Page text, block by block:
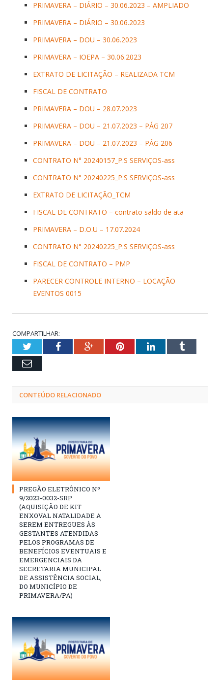
PRIMAVERA – DIÁRIO – 30.06.2023 – AMPLIADO
PRIMAVERA – DIÁRIO – 30.06.2023
PRIMAVERA – DOU – 30.06.2023
PRIMAVERA – IOEPA – 30.06.2023
EXTRATO DE LICITAÇÃO – REALIZADA TCM
FISCAL DE CONTRATO
PRIMAVERA – DOU – 28.07.2023
PRIMAVERA – DOU – 21.07.2023 – PÁG 207
PRIMAVERA – DOU – 21.07.2023 – PÁG 206
CONTRATO N° 20240157_P.S SERVIÇOS-ass
CONTRATO N° 20240225_P.S SERVIÇOS-ass
EXTRATO DE LICITAÇÃO_TCM
FISCAL DE CONTRATO – contrato saldo de ata
PRIMAVERA – D.O.U – 17.07.2024
CONTRATO N° 20240225_P.S SERVIÇOS-ass
FISCAL DE CONTRATO – PMP
PARECER CONTROLE INTERNO – LOCAÇÃO
EVENTOS 0015
COMPARTILHAR:
TwitterFacebookGoogle+PinterestLinkedInTumblr
Email
CONTEÚDO RELACIONADO
PREGÃO ELETRÔNICO Nº
9/2023-0032-SRP
(AQUISIÇÃO DE KIT
ENXOVAL NATALIDADE A
SEREM ENTREGUES ÀS
GESTANTES ATENDIDAS
PELOS PROGRAMAS DE
BENEFÍCIOS EVENTUAIS E
EMERGENCIAIS DA
SECRETARIA MUNICIPAL
DE ASSISTÊNCIA SOCIAL,
DO MUNICÍPIO DE
PRIMAVERA/PA)